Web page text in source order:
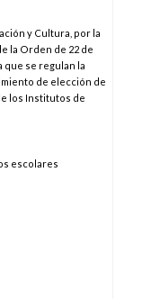
y Cultura, por la
la Orden de 22 de
que se regulan la
de elección de
los Institutos de
escolares